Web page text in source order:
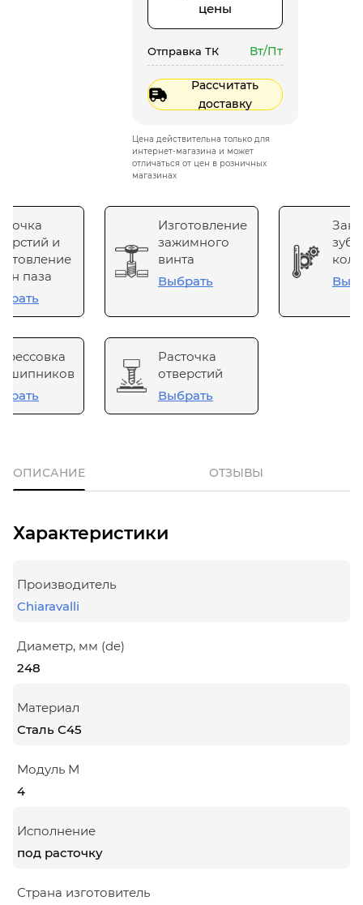
цены
Отправка ТК Вт/Пт
Рассчитать
доставку
Цена действительна только для
интернет-магазина и может
отличаться от цен в розничных
магазинах
и
паза
Изготовление
зажимного
винта
Выбрать
Расточка
отверстий
Выбрать
ОПИСАНИЕ ОТЗЫВЫ
Характеристики
Производитель
Chiaravalli
Диаметр, мм (de)
248
Материал
Сталь С45
Модуль М
4
Исполнение
под расточку
Страна изготовитель